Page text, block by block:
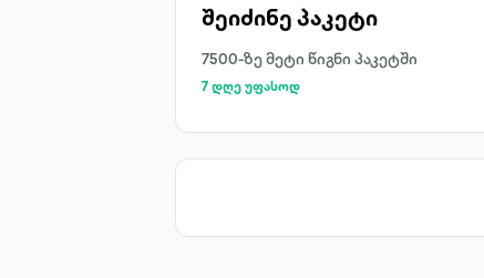
შეიძინე პაკეტი
7500-ზე მეტი წიგნი პაკეტში
7 დღე უფასოდ